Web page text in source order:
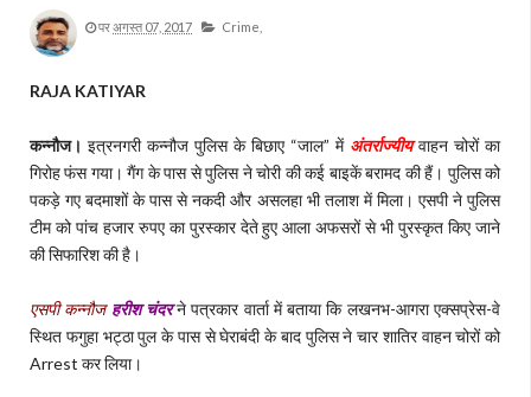
परअगस्त 07, 2017 Crime,
RAJA KATIYAR
कन्नौज। इत्रनगरी कन्नौज पुलिस के बिछाए “जाल” में अंतर्राज्यीय वाहन चोरों का
गिरोह फंस गया। गैंग के पास से पुलिस ने चोरी की कई बाइकें बरामद की हैं। पुलिस को
पकड़े गए बदमाशों के पास से नकदी और असलहा भी तलाश में मिला। एसपी ने पुलिस
टीम को पांच हजार रुपए का पुरस्कार देते हुए आला अफसरों से भी पुरस्कृत किए जाने
की सिफारिश की है।
एसपी कन्नौज हरीश चंदर ने पत्रकार वार्ता में बताया कि लखनभ-आगरा एक्सप्रेस-वे
स्थित फगुहा भट्ठा पुल के पास से घेराबंदी के बाद पुलिस ने चार शातिर वाहन चोरों को
Arrest कर लिया।